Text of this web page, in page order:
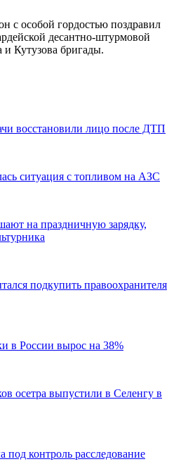
с особой гордостью поздравил
десантно-штурмовой
Кутузова бригады.
восстановили лицо после ДТП
ситуация с топливом на АЗС
на праздничную зарядку,
подкупить правоохранителя
в России вырос на 38%
осетра выпустили в Селенгу в
под контроль расследование